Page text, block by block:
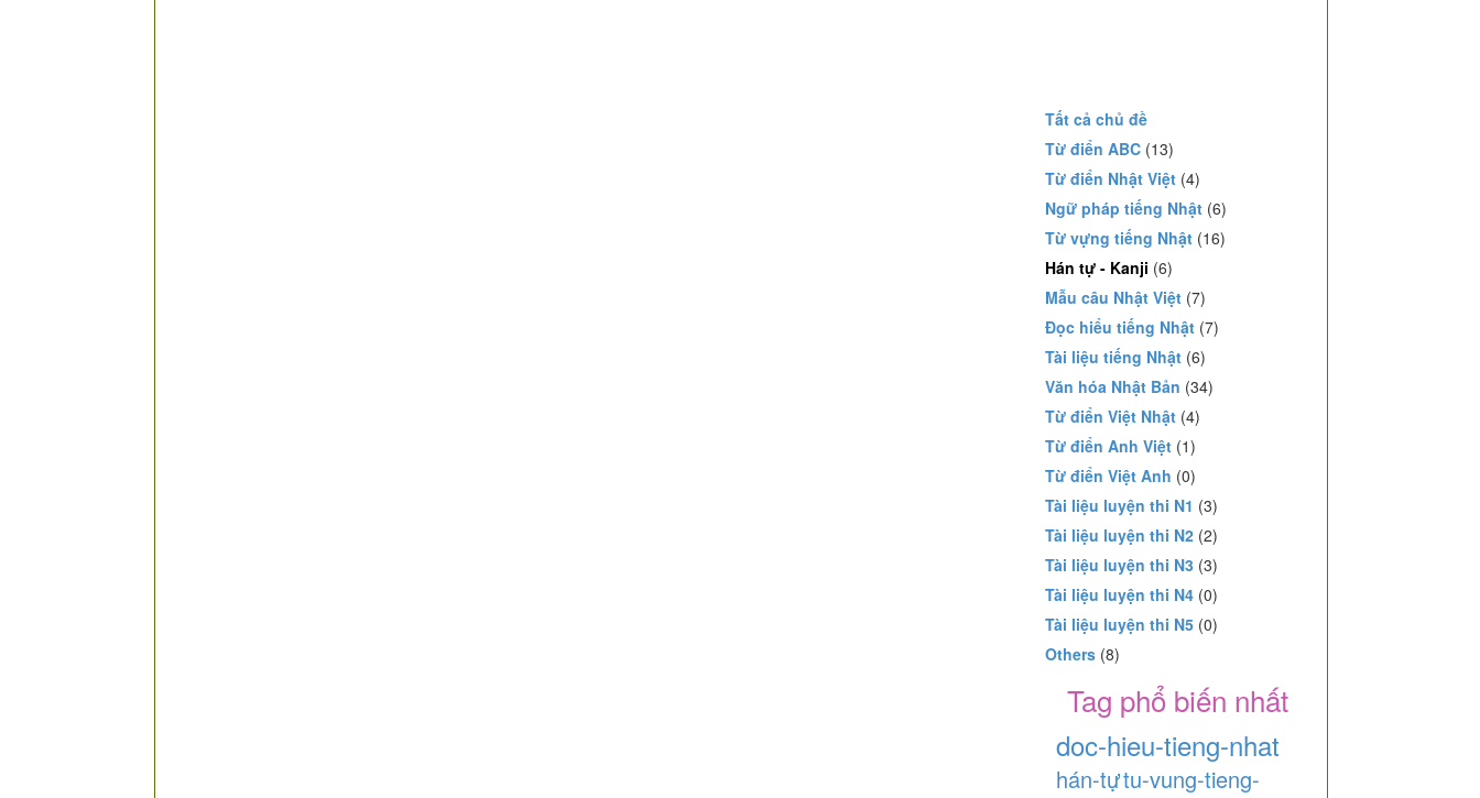
Tất cả chủ đề
Từ điển ABC (13)
Từ điển Nhật Việt (4)
Ngữ pháp tiếng Nhật (6)
Từ vựng tiếng Nhật (16)
Hán tự - Kanji (6)
Mẫu câu Nhật Việt (7)
Đọc hiểu tiếng Nhật (7)
Tài liệu tiếng Nhật (6)
Văn hóa Nhật Bản (34)
Từ điển Việt Nhật (4)
Từ điển Anh Việt (1)
Từ điển Việt Anh (0)
Tài liệu luyện thi N1 (3)
Tài liệu luyện thi N2 (2)
Tài liệu luyện thi N3 (3)
Tài liệu luyện thi N4 (0)
Tài liệu luyện thi N5 (0)
Others (8)
Tag phổ biến nhất
doc-hieu-tieng-nhat
hán-tựtu-vung-tieng-